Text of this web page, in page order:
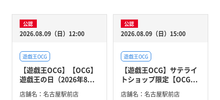
公認
2026.08.09（日）12:00
遊戯王OCG
【遊戯王OCG】【OCG】
遊戯王の日（2026年8...
店舗名： 名古屋駅前店
公認
2026.08.09（日）15:00
遊戯王OCG
【遊戯王OCG】サテライ
トショップ限定【OCG...
店舗名： 名古屋駅前店